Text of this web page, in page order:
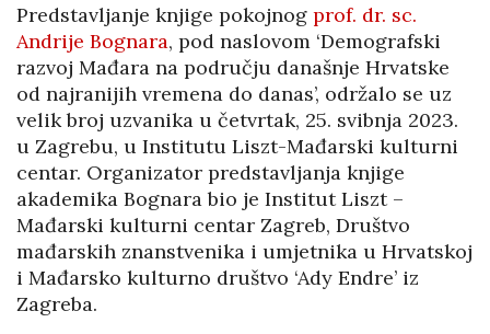
Predstavljanje knjige pokojnog prof. dr. sc.
Andrije Bognara, pod naslovom ‘Demografski
razvoj Mađara na području današnje Hrvatske
od najranijih vremena do danas’, održalo se uz
velik broj uzvanika u četvrtak, 25. svibnja 2023.
u Zagrebu, u Institutu Liszt-Mađarski kulturni
centar. Organizator predstavljanja knjige
akademika Bognara bio je Institut Liszt –
Mađarski kulturni centar Zagreb, Društvo
mađarskih znanstvenika i umjetnika u Hrvatskoj
i Mađarsko kulturno društvo ‘Ady Endre’ iz
Zagreba.